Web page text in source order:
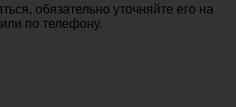
обязательно уточняйте его на
по телефону.